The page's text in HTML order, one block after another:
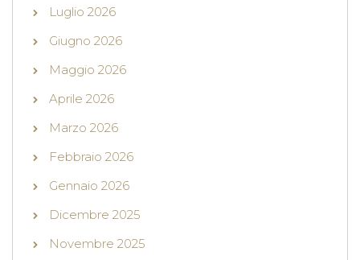
Luglio 2026
Giugno 2026
Maggio 2026
Aprile 2026
Marzo 2026
Febbraio 2026
Gennaio 2026
Dicembre 2025
Novembre 2025